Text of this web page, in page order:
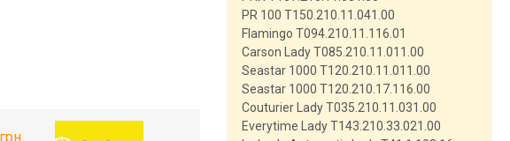
грн.
PR 100 T150.210.11.041.00
Flamingo T094.210.11.116.01
Carson Lady T085.210.11.011.00
Seastar 1000 T120.210.11.011.00
Seastar 1000 T120.210.17.116.00
Couturier Lady T035.210.11.031.00
Everytime Lady T143.210.33.021.00